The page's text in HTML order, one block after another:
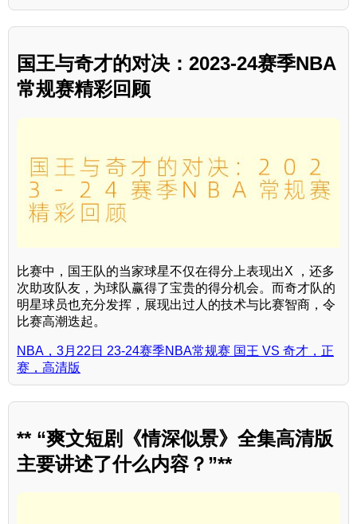
国王与奇才的对决：2023-24赛季NBA
常规赛精彩回顾
比赛中，国王队的当家球星不仅在得分上表现出X ，还多
次助攻队友，为球队赢得了宝贵的得分机会。而奇才队的
明星球员也充分发挥，展现出过人的技术与比赛智商，令
比赛高潮迭起。
NBA，3月22日 23-24赛季NBA常规赛 国王 VS 奇才，正
赛，高清版
** “爽文短剧《情深似景》全集高清版
主要讲述了什么内容？”**